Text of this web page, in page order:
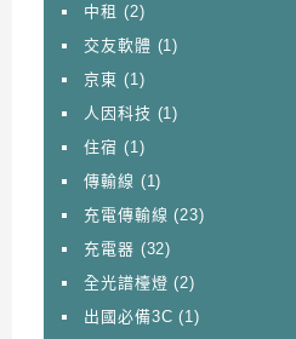
中租 (2)
交友軟體 (1)
京東 (1)
人因科技 (1)
住宿 (1)
傳輸線 (1)
充電傳輸線 (23)
充電器 (32)
全光譜檯燈 (2)
出國必備3C (1)